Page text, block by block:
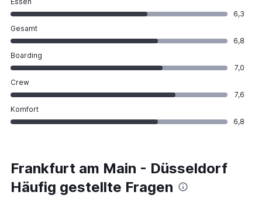
6,3
Gesamt
6,8
Boarding
7,0
Crew
7,6
Komfort
6,8
Frankfurt am Main - Düsseldorf
Häufig gestellte Fragen